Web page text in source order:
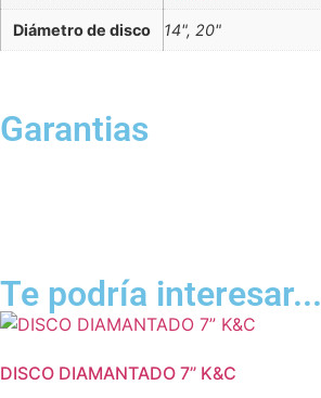
Diámetro de disco 14", 20"
Garantias
Te podría interesar...
DISCO DIAMANTADO 7” K&C